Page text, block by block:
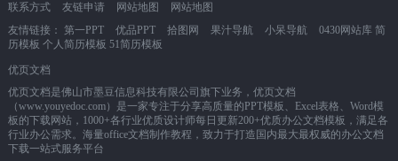
联系方式
友链申请
网站地图
网站地图
友情链接： 第一PPT 优品PPT 拾图网 果汁导航 小呆导航 0430网站库 简
历模板 个人简历模板 51简历模板
优页文档
优页文档是佛山市墨豆信息科技有限公司旗下业务，优页文档
（www.youyedoc.com）是一家专注于分享高质量的PPT模板、Excel表格、Word模
板的下载网站，1000+各行业优质设计师每日更新200+优质办公文档模板，满足各
行业办公需求。海量office文档制作教程，致力于打造国内最大最权威的办公文档
下载一站式服务平台